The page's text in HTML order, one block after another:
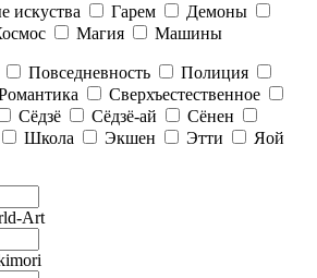
искуства Гарем
Демоны
Магия Машины
Повседневность
Полиция
Сверхъестественное
Сёдзё Сёдзё-ай
Сёнен
Школа Экшен Этти
Яой
Art